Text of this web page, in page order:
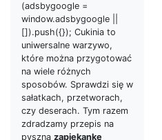
(adsbygoogle =
window.adsbygoogle ||
[]).push({}); Cukinia to
uniwersalne warzywo,
które można przygotować
na wiele różnych
sposobów. Sprawdzi się w
sałatkach, przetworach,
czy deserach. Tym razem
zdradzamy przepis na
pyszną zapiekankę